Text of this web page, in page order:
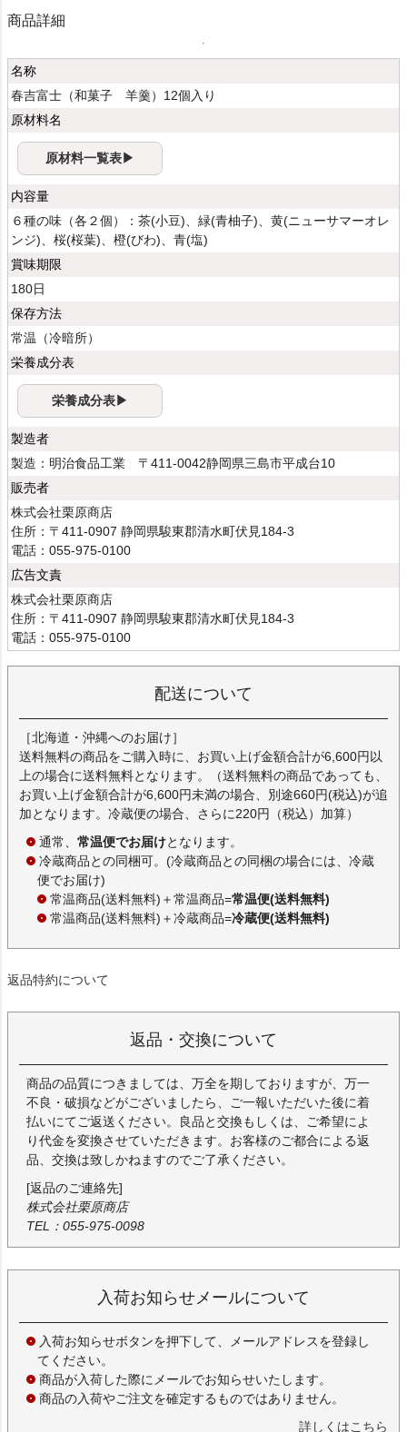
商品詳細
名称
春吉富士（和菓子 羊羹）12個入り
原材料名
原材料一覧表▶
内容量
６種の味（各２個）：茶(小豆)、緑(青柚子)、黄(ニューサマーオレ
ンジ)、桜(桜葉)、橙(びわ)、青(塩)
賞味期限
180日
保存方法
常温（冷暗所）
栄養成分表
栄養成分表▶
製造者
製造：明治食品工業 〒411-0042静岡県三島市平成台10
販売者
株式会社栗原商店
住所：〒411-0907 静岡県駿東郡清水町伏見184-3
電話：055-975-0100
広告文責
株式会社栗原商店
住所：〒411-0907 静岡県駿東郡清水町伏見184-3
電話：055-975-0100
配送について
［北海道・沖縄へのお届け］
送料無料の商品をご購入時に、お買い上げ金額合計が6,600円以
上の場合に送料無料となります。（送料無料の商品であっても、
お買い上げ金額合計が6,600円未満の場合、別途660円(税込)が追
加となります。冷蔵便の場合、さらに220円（税込）加算）
通常、 常温便でお届けとなります。
冷蔵商品との同梱可。(冷蔵商品との同梱の場合には、冷蔵
便でお届け)
常温商品(送料無料)＋常温商品=常温便(送料無料)
常温商品(送料無料)＋冷蔵商品=冷蔵便(送料無料)
返品特約について
返品・交換について
商品の品質につきましては、万全を期しておりますが、万一
不良・破損などがございましたら、ご一報いただいた後に着
払いにてご返送ください。良品と交換もしくは、ご希望によ
り代金を変換させていただきます。お客様のご都合による返
品、交換は致しかねますのでご了承ください。
[返品のご連絡先]
株式会社栗原商店
TEL：055-975-0098
入荷お知らせメールについて
入荷お知らせボタンを押下して、メールアドレスを登録し
てください。
商品が入荷した際にメールでお知らせいたします。
商品の入荷やご注文を確定するものではありません。
詳しくはこちら